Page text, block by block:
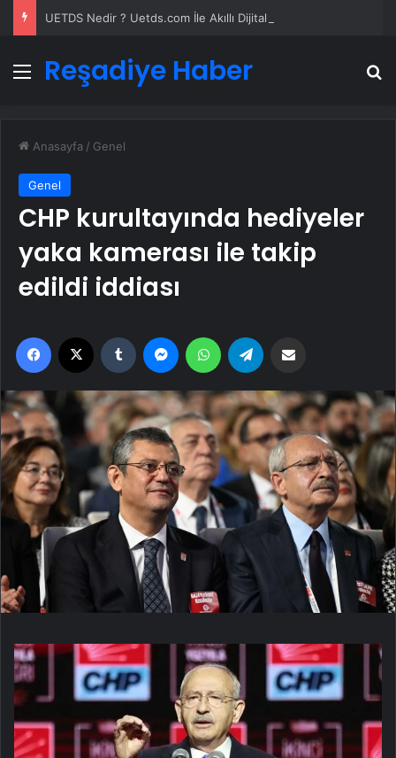
Menü
Reşadiye Haber
Anasayfa / Genel
Genel
CHP kurultayında hediyeler
yaka kamerası ile takip
edildi iddiası
Facebook Tumblr MessengerWhatsApp